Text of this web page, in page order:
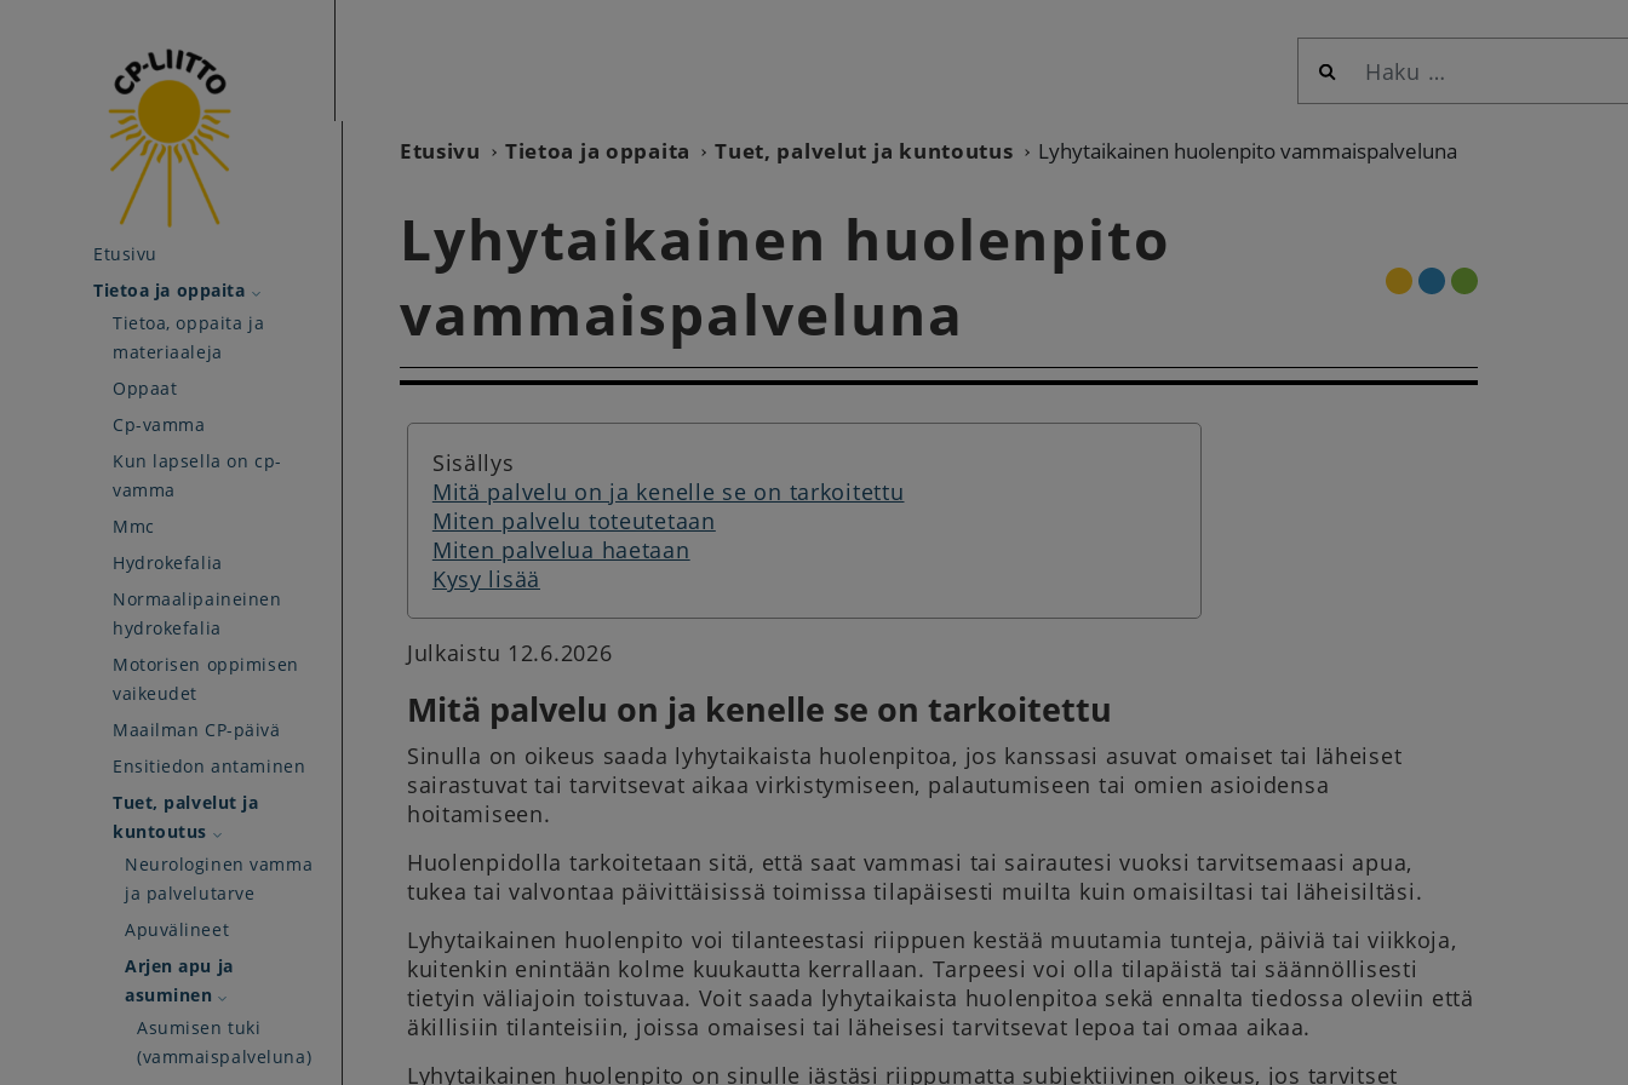
Etusivu
Tietoa ja oppaita
Tietoa, oppaita ja
materiaaleja
Oppaat
Cp-vamma
Kun lapsella on cp-
vamma
Mmc
Hydrokefalia
Normaalipaineinen
hydrokefalia
Motorisen oppimisen
vaikeudet
Maailman CP-päivä
Ensitiedon antaminen
Tuet, palvelut ja
kuntoutus
Neurologinen vamma
ja palvelutarve
Apuvälineet
Arjen apu ja
asuminen
Asumisen tuki
(vammaispalveluna)
Etusivu Tietoa ja oppaita Tuet, palvelut ja kuntoutus Lyhytaikainen huolenpito vammaispalveluna
Lyhytaikainen huolenpito
vammaispalveluna
Sisällys
Mitä palvelu on ja kenelle se on tarkoitettu
Miten palvelu toteutetaan
Miten palvelua haetaan
Kysy lisää
Julkaistu 12.6.2026
Mitä palvelu on ja kenelle se on tarkoitettu
Sinulla on oikeus saada lyhytaikaista huolenpitoa, jos kanssasi asuvat omaiset tai läheiset
sairastuvat tai tarvitsevat aikaa virkistymiseen, palautumiseen tai omien asioidensa
hoitamiseen.
Huolenpidolla tarkoitetaan sitä, että saat vammasi tai sairautesi vuoksi tarvitsemaasi apua,
tukea tai valvontaa päivittäisissä toimissa tilapäisesti muilta kuin omaisiltasi tai läheisiltäsi.
Lyhytaikainen huolenpito voi tilanteestasi riippuen kestää muutamia tunteja, päiviä tai viikkoja,
kuitenkin enintään kolme kuukautta kerrallaan. Tarpeesi voi olla tilapäistä tai säännöllisesti
tietyin väliajoin toistuvaa. Voit saada lyhytaikaista huolenpitoa sekä ennalta tiedossa oleviin että
äkillisiin tilanteisiin, joissa omaisesi tai läheisesi tarvitsevat lepoa tai omaa aikaa.
Lyhytaikainen huolenpito on sinulle iästäsi riippumatta subjektiivinen oikeus, jos tarvitset